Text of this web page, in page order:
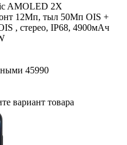
AMOLED 2X
12Мп, тыл 50Мп OIS +
, стерео, IP68, 4900мАч
45990
вариант товара